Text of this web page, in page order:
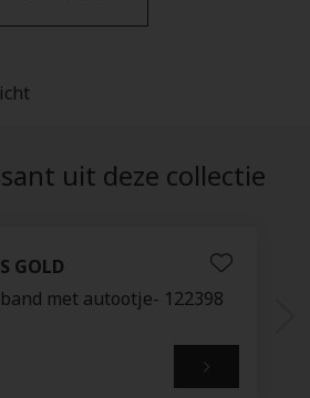
uit deze collectie
GOLD
met autootje- 122398